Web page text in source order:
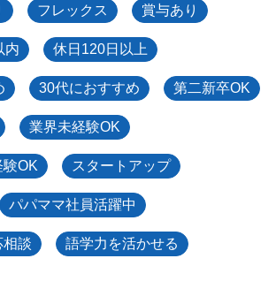
フレックス 賞与あり
内 休日120日以上
30代におすすめ 第二新卒OK
業界未経験OK
OK スタートアップ
パパママ社員活躍中
相談 語学力を活かせる